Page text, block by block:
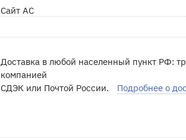
Сайт АС
Доставка в любой населенный пункт РФ:
компанией
СДЭК или Почтой России.
Подробнее о